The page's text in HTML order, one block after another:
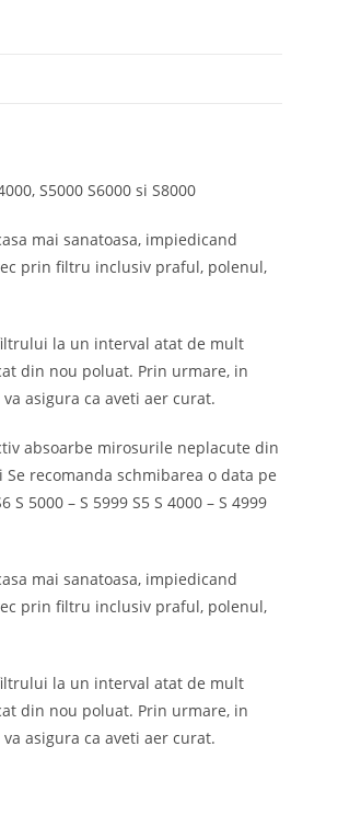
S5000 S6000 si S8000
mai sanatoasa, impiedicand
prin filtru inclusiv praful, polenul,
la un interval atat de mult
din nou poluat. Prin urmare, in
asigura ca aveti aer curat.
absoarbe mirosurile neplacute din
recomanda schmibarea o data pe
5000 – S 5999 S5 S 4000 – S 4999
mai sanatoasa, impiedicand
prin filtru inclusiv praful, polenul,
la un interval atat de mult
din nou poluat. Prin urmare, in
asigura ca aveti aer curat.